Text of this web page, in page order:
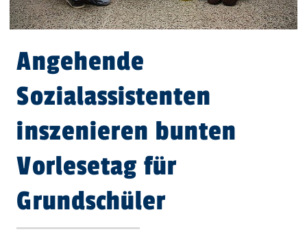
Angehende
Sozialassistenten
inszenieren bunten
Vorlesetag für
Grundschüler